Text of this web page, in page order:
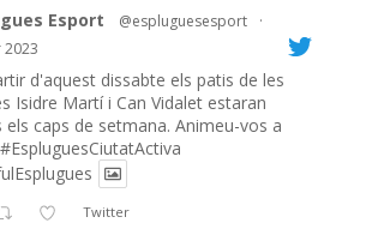
Esport @espluguesesport
·
2023
d'aquest dissabte els patis de les
Isidre Martí i Can Vidalet estaran
els caps de setmana. Animeu-vos a
#EspluguesCiutatActiva
Twitter